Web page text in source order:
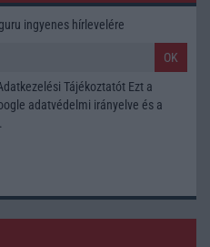
ingyenes hírlevelére
OK
Tájékoztatót Ezt a
adatvédelmi irányelve és a